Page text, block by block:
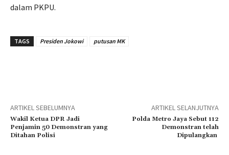
dalam PKPU.
TAGS Presiden Jokowi putusan MK
ARTIKEL SEBELUMNYA
Wakil Ketua DPR Jadi
Penjamin 50 Demonstran yang
Ditahan Polisi
ARTIKEL SELANJUTNYA
Polda Metro Jaya Sebut 112
Demonstran telah
Dipulangkan